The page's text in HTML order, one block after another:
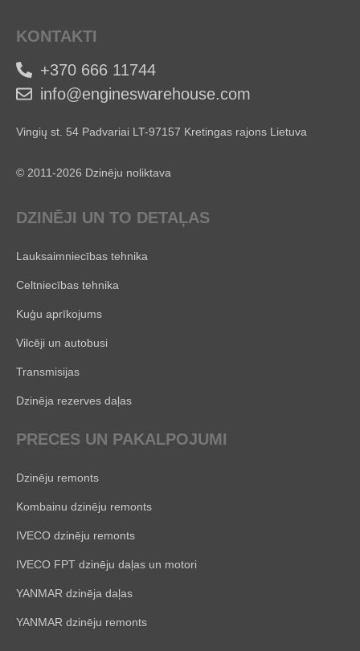
KONTAKTI
+370 666 11744
info@engineswarehouse.com
Vingių st. 54 Padvariai LT-97157 Kretingas rajons Lietuva
© 2011-2026 Dzinēju noliktava
DZINĒJI UN TO DETAĻAS
Lauksaimniecības tehnika
Celtniecības tehnika
Kuģu aprīkojums
Vilcēji un autobusi
Transmisijas
Dzinēja rezerves daļas
PRECES UN PAKALPOJUMI
Dzinēju remonts
Kombainu dzinēju remonts
IVECO dzinēju remonts
IVECO FPT dzinēju daļas un motori
YANMAR dzinēja daļas
YANMAR dzinēju remonts